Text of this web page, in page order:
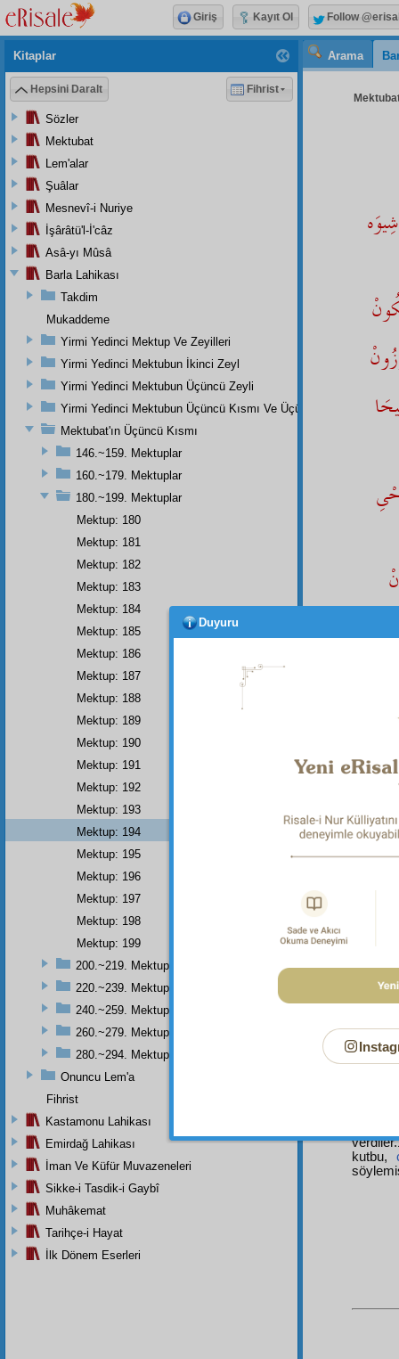
Arama
Dipnot-1
10-
Tevrat
kutbu,
Kitaplar
Hepsini Daralt Fihrist
Sözler
Mektubat
Lem'alar
Şuâlar
Mesnevî-i Nuriye
İşârâtü'l-İ'câz
Asâ-yı Mûsâ
Barla Lahikası
Takdim
Mukaddeme
Yirmi Yedinci Mektup Ve Zeyilleri
Yirmi Yedinci Mektubun İkinci Zeyl
Yirmi Yedinci Mektubun Üçüncü Zeyli
Yirmi Yedinci Mektubun Üçüncü Kısmı Ve Üçüncü Zeylin
Mektubat'ın Üçüncü Kısmı
146.~159. Mektuplar
160.~179. Mektuplar
180.~199. Mektuplar
Mektup: 180
Mektup: 181
Mektup: 182
Mektup: 183
Mektup: 184
Mektup: 185
Mektup: 186
Mektup: 187
Mektup: 188
Mektup: 189
Mektup: 190
Mektup: 191
Mektup: 192
Mektup: 193
Mektup: 194
Mektup: 195
Mektup: 196
Mektup: 197
Mektup: 198
Mektup: 199
200.~219. Mektuplar
220.~239. Mektuplar
240.~259. Mektuplar
260.~279. Mektuplar
280.~294. Mektuplar
Onuncu Lem'a
Fihrist
Kastamonu Lahikası
Emirdağ Lahikası
İman Ve Küfür Muvazeneleri
Sikke-i Tasdik-i Gaybî
Muhâkemat
Tarihçe-i Hayat
İlk Dönem Eserleri
Giriş Kayıt Ol Follow
Duyuru